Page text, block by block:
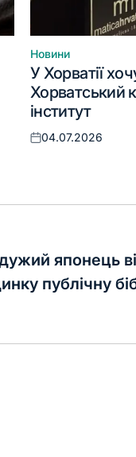
Опублікувати
у
Новини
У Хорватії
Хорватський
інститут
Оприлюднено
04.07.2026
японець
публічну